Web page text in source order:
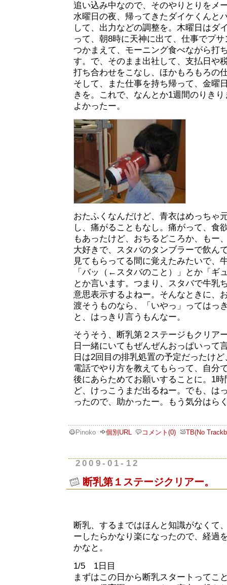
追い込み中なので、そのやりとりをメ
水曜日の夜、帰ってきたダイケくんと
して、出力などの調整を。木曜日はダ
って、朝8時に天神に出て、仕事でプ
つかまえて、モーニング食べながら打
す。で、そのまま出社して、支払日や
打ち合わせをこなし、ほかもろもろの
そして、また仕事を持ち帰って、金曜
きを。これで、なんとか1週間のりき
よかったー。
おたふくなんだけど、青衣はめっちゃ
し、痛がることもなし。痛がって、食
もあったけど、おちるどころか、もー
大好きで、スタバのタンブラーで飲ん
見てもらってる間に覚えたみたいで、
「バッ（←スタバのこと）」とか「ギ
とか言います。つまり、スタバで牛乳
意思表示するよねー。そんなときに、
渡そうものなら、「いやっ」ってはっ
と、はっきり言うもんなー。
そうそう、断乳第２ステージもクリア
日一緒にいてもぜんぜんおっぱいって
日は2回目の排乳処置の予定だったけ
電話でやり方を教えてもらって、自分
後にあらためてお願いすることに。1
ど、けっこうまだ出るねー。でも、は
ったので、助かったー。もう気分はら
Pinoko 個別URL コメント(0) TB(No
2009-01-12
断乳第１ステージクリアー。
断乳、するまではほんと知識がなくて
ーしたらかなり楽になったので、経過
かなと。
1/5 1日目
まずはこの日から断乳スタートってこ